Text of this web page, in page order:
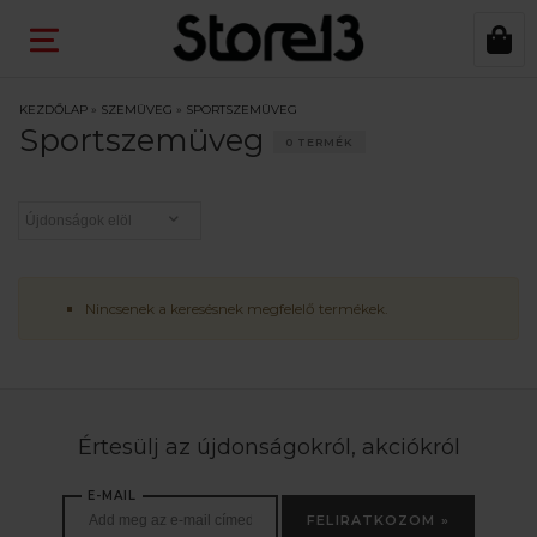
KEZDŐLAP » SZEMÜVEG » SPORTSZEMÜVEG
Sportszemüveg 0 TERMÉK
Nincsenek a keresésnek megfelelő termékek.
Értesülj az újdonságokról, akciókról
E-MAIL
FELIRATKOZOM »